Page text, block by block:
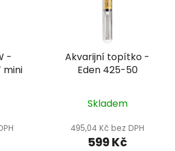
-
mini
Akvarijní topítko -
Eden 425-50
Skladem
495,04 Kč bez DPH
599 Kč